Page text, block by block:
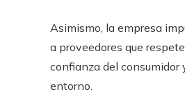
Asimismo, la empresa
a proveedores que
confianza del consumidor
entorno.